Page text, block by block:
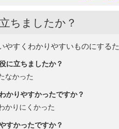
ちましたか？
やすくわかりやすいものにする
に立ちましたか？
なかった
かりやすかったですか？
かりにくかった
すかったですか？